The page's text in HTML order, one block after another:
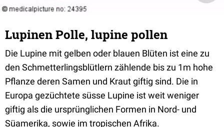
Lupinen Polle, lupine pollen
Die Lupine mit gelben oder blauen Blüten ist eine zu
den Schmetterlingsblütlern zählende bis zu 1m hohe
Pflanze deren Samen und Kraut giftig sind. Die in
Europa gezüchtete süsse Lupine ist weit weniger
giftig als die ursprünglichen Formen in Nord- und
Süamerika, sowie im tropischen Afrika.